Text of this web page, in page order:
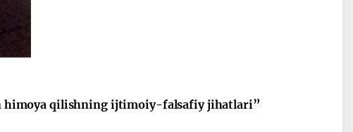
va
Oʻzbekiston va
Pokiston hamkorligi
himoya qilishning ijtimoiy-falsafiy jihatlari”